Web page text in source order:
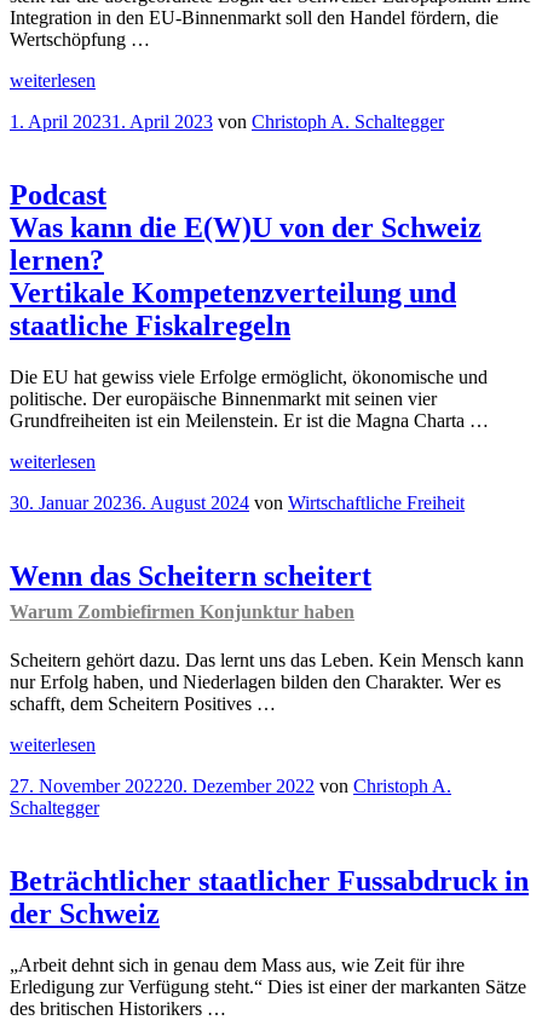
Integration in den EU-Binnenmarkt soll den Handel fördern, die
Wertschöpfung …
„Freihandel
Rahmenvertrag“
weiterlesen
Veröffentlicht
1. April 20231. April 2023 von Christoph A. Schaltegger
Podcast
Was kann die E(W)U von der Schweiz
lernen?
Vertikale Kompetenzverteilung und
staatliche Fiskalregeln
Die EU hat gewiss viele Erfolge ermöglicht, ökonomische und
politische. Der europäische Binnenmarkt mit seinen vier
Grundfreiheiten ist ein Meilenstein. Er ist die Magna Charta …
„Podcast
kann
von
der
Schweiz
Vertikale
Kompetenzverteilung
und
Fiskalregeln
weiterlesen
Veröffentlicht
30. Januar 20236. August 2024 von Wirtschaftliche Freiheit
Wenn das Scheitern scheitert
Warum Zombiefirmen Konjunktur haben
Scheitern gehört dazu. Das lernt uns das Leben. Kein Mensch kann
nur Erfolg haben, und Niederlagen bilden den Charakter. Wer es
schafft, dem Scheitern Positives …
„Wenn
Scheitern
scheitert
Konjunktur
haben
“
weiterlesen
Veröffentlicht
am
27. November 202220. Dezember 2022 von Christoph A.
Schaltegger
Beträchtlicher staatlicher Fussabdruck in
der Schweiz
„Arbeit dehnt sich in genau dem Mass aus, wie Zeit für ihre
Erledigung zur Verfügung steht.“ Dies ist einer der markanten Sätze
des britischen Historikers …